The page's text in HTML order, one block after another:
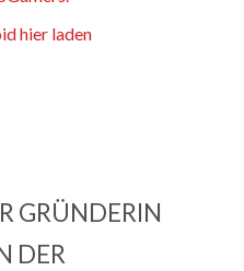
hier laden
GRÜNDERIN
DER